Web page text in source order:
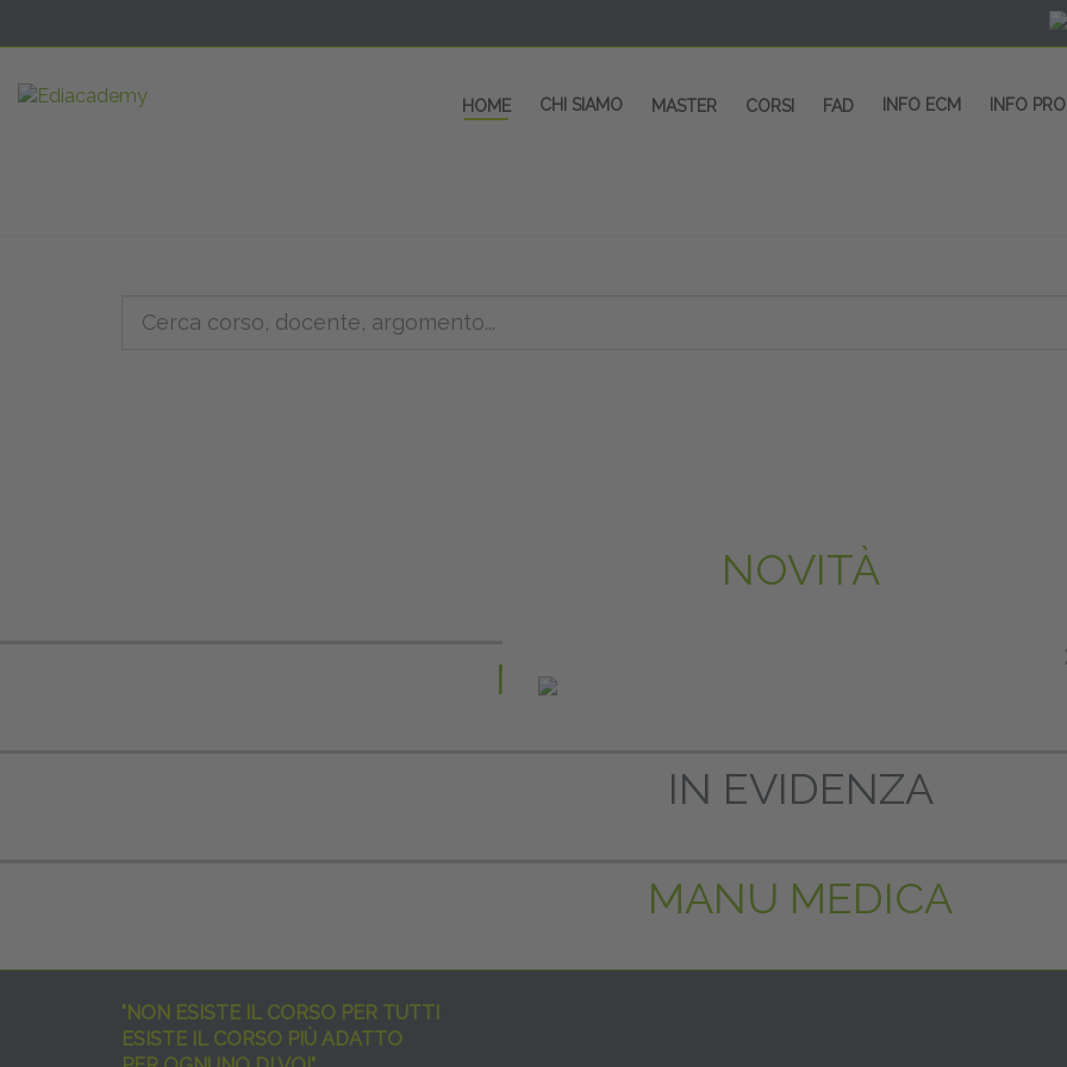
HOME CHI SIAMO MASTER CORSI FAD INFO ECM INFO
NOVITÀ
MASTER E ALTA
IN EVIDENZA
MANU MEDICA
"NON ESISTE IL CORSO PER TUTTI
ESISTE IL CORSO PIÙ ADATTO